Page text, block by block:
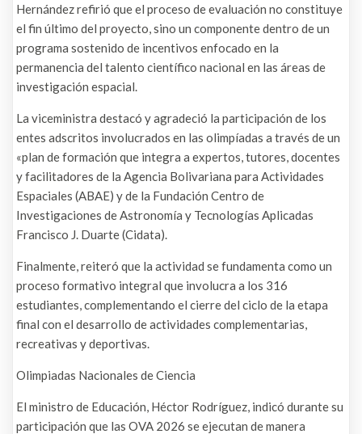
Hernández refirió que el proceso de evaluación no constituye
el fin último del proyecto, sino un componente dentro de un
programa sostenido de incentivos enfocado en la
permanencia del talento científico nacional en las áreas de
investigación espacial.
La viceministra destacó y agradeció la participación de los
entes adscritos involucrados en las olimpíadas a través de un
«plan de formación que integra a expertos, tutores, docentes
y facilitadores de la Agencia Bolivariana para Actividades
Espaciales (ABAE) y de la Fundación Centro de
Investigaciones de Astronomía y Tecnologías Aplicadas
Francisco J. Duarte (Cidata).
Finalmente, reiteró que la actividad se fundamenta como un
proceso formativo integral que involucra a los 316
estudiantes, complementando el cierre del ciclo de la etapa
final con el desarrollo de actividades complementarias,
recreativas y deportivas.
Olimpiadas Nacionales de Ciencia
El ministro de Educación, Héctor Rodríguez, indicó durante su
participación que las OVA 2026 se ejecutan de manera